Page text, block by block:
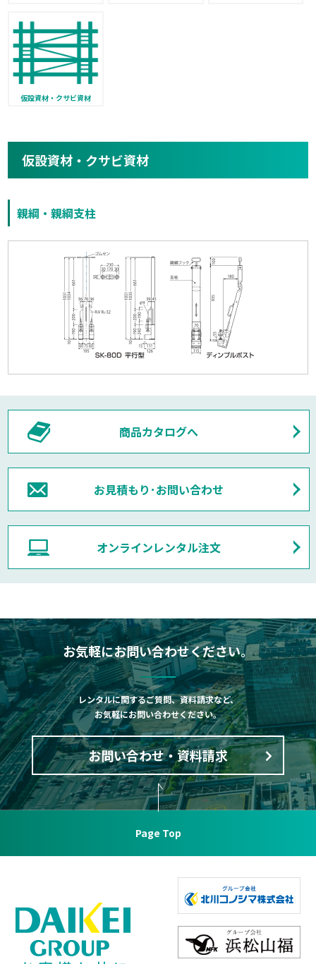
仮設資材・クサビ資材
仮設資材・クサビ資材
親綱・親綱支柱
商品カタログへ
お見積もり･お問い合わせ
オンラインレンタル注文
お気軽にお問い合わせください。
レンタルに関するご質問、資料請求など、
お気軽にお問い合わせください。
お問い合わせ・資料請求
Page Top